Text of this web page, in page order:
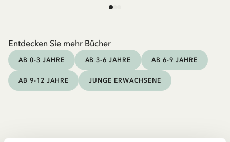
Entdecken Sie mehr Bücher
AB 0-3 JAHRE AB 3-6 JAHRE AB 6-9 JAHRE
AB 9-12 JAHRE JUNGE ERWACHSENE